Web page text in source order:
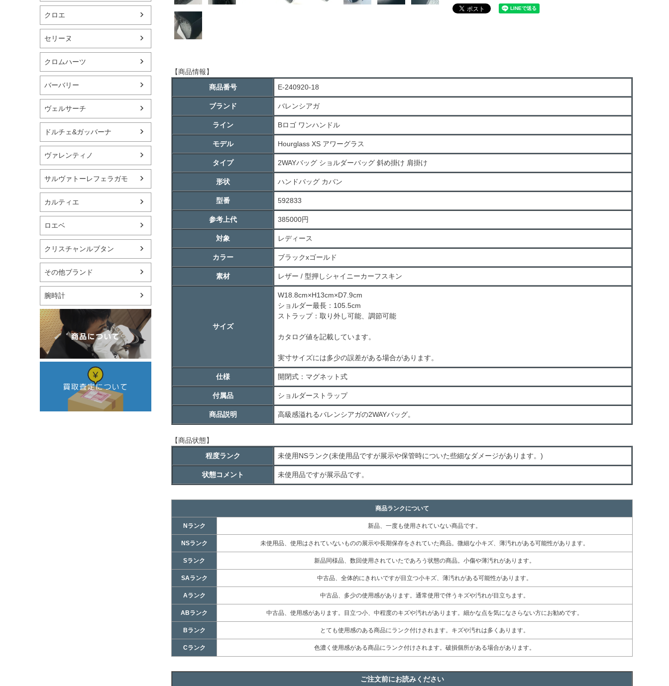
クロエ
セリーヌ
クロムハーツ
バーバリー
ヴェルサーチ
ドルチェ&ガッバーナ
ヴァレンティノ
サルヴァトーレフェラガモ
カルティエ
ロエベ
クリスチャンルブタン
その他ブランド
腕時計
【商品情報】
商品番号
E-240920-18
ブランド バレンシアガ
ライン Bロゴ ワンハンドル
モデル Hourglass XS アワーグラス
タイプ 2WAYバッグ ショルダーバッグ 斜め掛け 肩掛け
形状 ハンドバッグ カバン
型番 592833
参考上代 385000円
対象 レディース
カラー ブラックxゴールド
素材 レザー / 型押しシャイニーカーフスキン
サイズ
W18.8cm×H13cm×D7.9cm
ショルダー最長：105.5cm
ストラップ：取り外し可能、調節可能
カタログ値を記載しています。
実寸サイズには多少の誤差がある場合があります。
仕様 開閉式：マグネット式
付属品 ショルダーストラップ
商品説明 高級感溢れるバレンシアガの2WAYバッグ。
【商品状態】
程度ランク
未使用NSランク(未使用品ですが展示や保管時についた些細なダメージがあります。)
状態コメント 未使用品ですが展示品です。
商品ランクについて
Nランク 新品、一度も使用されていない商品です。
NSランク 未使用品、使用はされていないものの展示や長期保存をされていた商品。微細な小キズ、薄汚れがある可能性があります。
Sランク 新品同様品、数回使用されていたであろう状態の商品。小傷や薄汚れがあります。
SAランク 中古品、全体的にきれいですが目立つ小キズ、薄汚れがある可能性があります。
Aランク 中古品、多少の使用感があります。通常使用で伴うキズや汚れが目立ちます。
ABランク 中古品、使用感があります。目立つ小、中程度のキズや汚れがあります。細かな点を気になさらない方にお勧めです。
Bランク とても使用感のある商品にランク付けされます。キズや汚れは多くあります。
Cランク 色濃く使用感がある商品にランク付けされます。破損個所がある場合があります。
ご注文前にお読みください